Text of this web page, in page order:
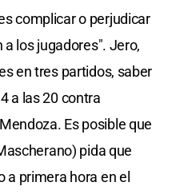
complicar o perjudicar
los jugadores". Jero,
en tres partidos, saber
a las 20 contra
Es posible que
pida que
a primera hora en el